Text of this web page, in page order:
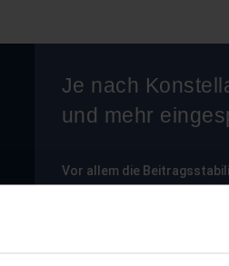
Je nach
und mehr
Vor allem die